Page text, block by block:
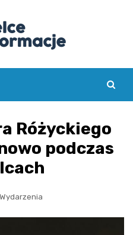
Różyckiego
podczas
Wydarzenia